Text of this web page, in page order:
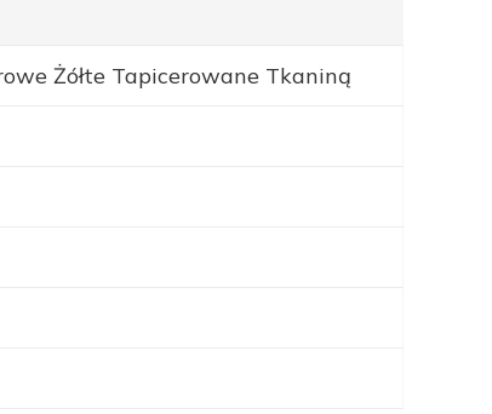
Żółte Tapicerowane Tkaniną